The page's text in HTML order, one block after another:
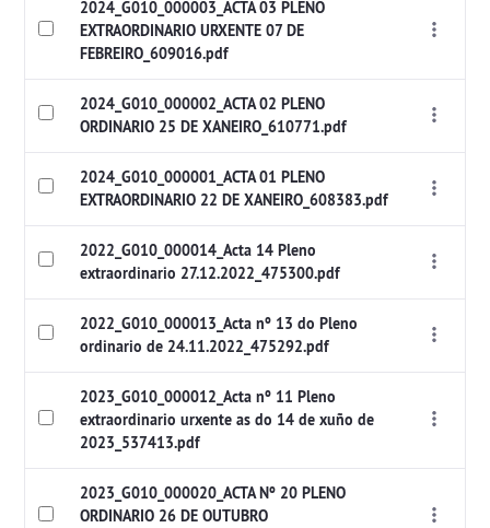
2024_G010_000003_ACTA 03 PLENO
EXTRAORDINARIO URXENTE 07 DE
FEBREIRO_609016.pdf
2024_G010_000002_ACTA 02 PLENO
ORDINARIO 25 DE XANEIRO_610771.pdf
2024_G010_000001_ACTA 01 PLENO
EXTRAORDINARIO 22 DE XANEIRO_608383.pdf
2022_G010_000014_Acta 14 Pleno
extraordinario 27.12.2022_475300.pdf
2022_G010_000013_Acta nº 13 do Pleno
ordinario de 24.11.2022_475292.pdf
2023_G010_000012_Acta nº 11 Pleno
extraordinario urxente as do 14 de xuño de
2023_537413.pdf
2023_G010_000020_ACTA Nº 20 PLENO
ORDINARIO 26 DE OUTUBRO